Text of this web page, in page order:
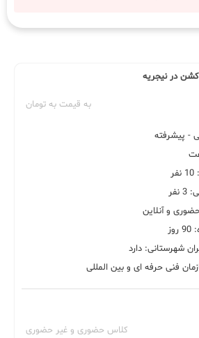
در نیجریه
به قیمت به تومان
پیشرفته
و آنلاین
شهرستانی: دارد
فنی حرفه ای و بین المللی
کلاس حضوری و غیر حضوری